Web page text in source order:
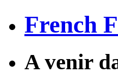
French
A venir